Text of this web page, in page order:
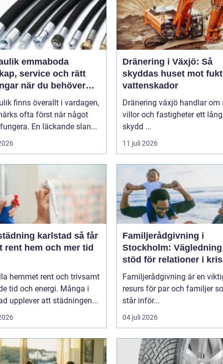
emmaboda
service och rätt
när du behöver
finns överallt i vardagen,
ofta först när något
En läckande slan...
Dränering i Växjö: Så
skyddas huset mot
vattenskador
Dränering växjö handlar om
villor och fastigheter ett
skydd ...
11 juli 2026
karlstad så får
rent hem och mer tid
hemmet rent och trivsamt
tid och energi. Många i
upplever att städningen...
Familjerådgivning i
Stockholm:
stöd för relationer i kris
Familjerådgivning är en
resurs för par och familjer
står inför...
04 juli 2026